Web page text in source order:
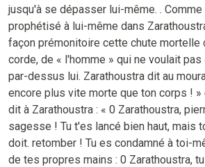
jusqu'à se dépasser lui-même. .
prophétisé à lui-même dans
façon prémonitoire cette chute mortelle
corde, de « l'homme » qui ne voulait pas
par-dessus lui. Zarathoustra dit au
encore plus vite morte que ton corps ! »
dit à Zarathoustra : « 0 Zarathoustra,
sagesse ! Tu t'es lancé bien haut, mais
doit. retomber ! Tu es condamné à toi-
de tes propres mains : 0 Zarathoustra,